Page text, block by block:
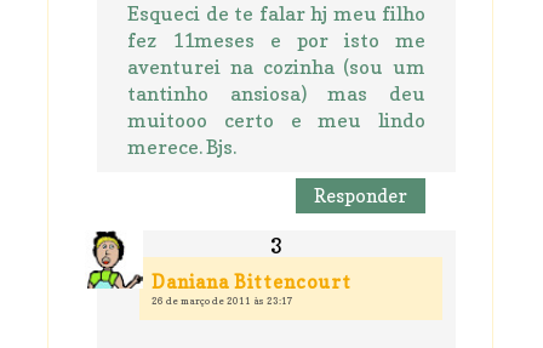
Esqueci de te falar hj meu filho
fez 11meses e por isto me
aventurei na cozinha (sou um
tantinho ansiosa) mas deu
muitooo certo e meu lindo
merece. Bjs.
Responder
Daniana Bittencourt
26 de março de 2011 às 23:17